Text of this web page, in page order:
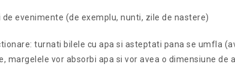
evenimente (de exemplu, nunti, zile de nastere)
turnati bilele cu apa si asteptati pana se umfla
margelele vor absorbi apa si vor avea o dimensiune